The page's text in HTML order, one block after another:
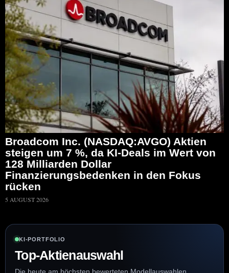
Broadcom Inc. (NASDAQ:AVGO) Aktien
steigen um 7 %, da KI-Deals im Wert von
128 Milliarden Dollar
Finanzierungsbedenken in den Fokus
rücken
5 AUGUST 2026
KI-PORTFOLIO
Top-Aktienauswahl